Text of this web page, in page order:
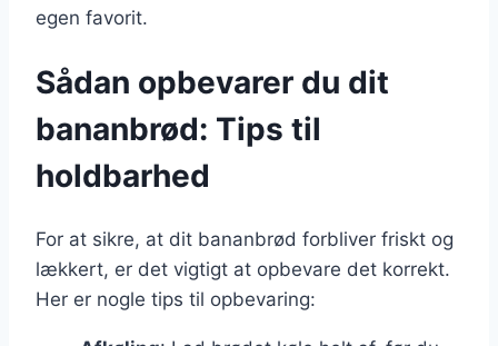
egen favorit.
Sådan opbevarer du dit
bananbrød: Tips til
holdbarhed
For at sikre, at dit bananbrød forbliver friskt og
lækkert, er det vigtigt at opbevare det korrekt.
Her er nogle tips til opbevaring: